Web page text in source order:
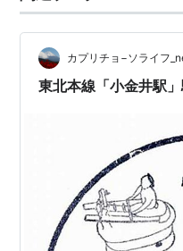
東京都小金井市には
「東小金井駅」、西
ある。東京都小平市
がある。
赤羽駅…浦和駅
小山駅 ←「小
黒磯駅
宇都宮線 ・ 湘南新宿
カプリチョ−ソライフ
東北本線「小金井駅